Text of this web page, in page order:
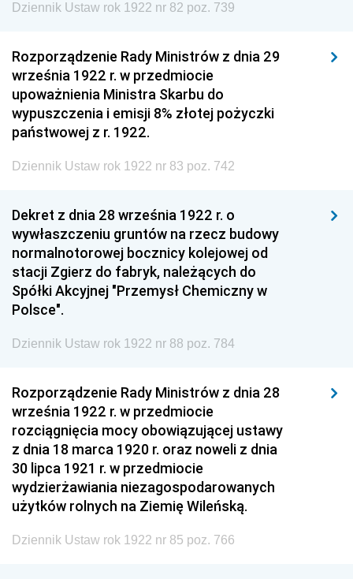
Dziennik Ustaw rok 1922 nr 82 poz. 739
Rozporządzenie Rady Ministrów z dnia 29
września 1922 r. w przedmiocie
upoważnienia Ministra Skarbu do
wypuszczenia i emisji 8% złotej pożyczki
państwowej z r. 1922.
Dziennik Ustaw rok 1922 nr 83 poz. 742
Dekret z dnia 28 września 1922 r. o
wywłaszczeniu gruntów na rzecz budowy
normalnotorowej bocznicy kolejowej od
stacji Zgierz do fabryk, należących do
Spółki Akcyjnej "Przemysł Chemiczny w
Polsce".
Dziennik Ustaw rok 1922 nr 88 poz. 784
Rozporządzenie Rady Ministrów z dnia 28
września 1922 r. w przedmiocie
rozciągnięcia mocy obowiązującej ustawy
z dnia 18 marca 1920 r. oraz noweli z dnia
30 lipca 1921 r. w przedmiocie
wydzierżawiania niezagospodarowanych
użytków rolnych na Ziemię Wileńską.
Dziennik Ustaw rok 1922 nr 85 poz. 766